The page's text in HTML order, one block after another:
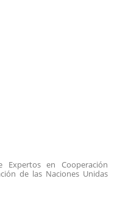
en Cooperación
de las Naciones Unidas